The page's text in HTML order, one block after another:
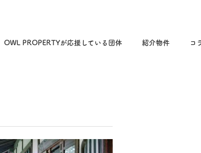
OWL PROPERTYが応援している団体 紹介物件 コ